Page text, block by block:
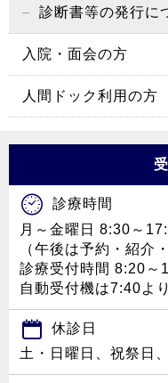
診断書等の発行に
入院・面会の方
人間ドック利用の方
診療時間
月～金曜日 8:30～
（午後は予約・紹介
診療受付時間 8:20～
自動受付機は7:40よ
休診日
土・日曜日、祝祭日